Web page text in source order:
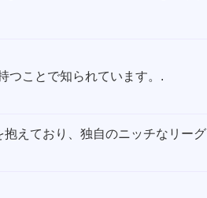
つことで知られています。.
えており、独自のニッチなリーグ